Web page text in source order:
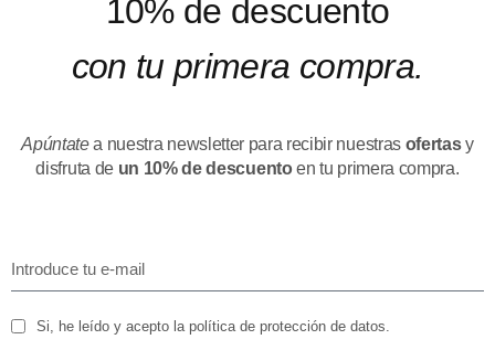
10% de descuento
con tu primera compra.
Apúntatea nuestra newsletter para recibir nuestras ofertasy
disfruta de un 10% de descuentoen tu primera compra.
Si, he leído y acepto la política de protección de datos.